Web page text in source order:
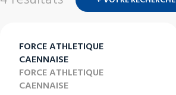
FORCE ATHLETIQUE
CAENNAISE
FORCE ATHLETIQUE
CAENNAISE